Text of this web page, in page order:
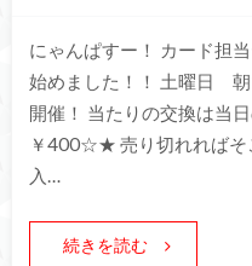
にゃんぱすー！ カード担
始めました！！ 土曜日
開催！ 当たりの交換は
￥400☆★ 売り切れればそ
入…
続きを読む